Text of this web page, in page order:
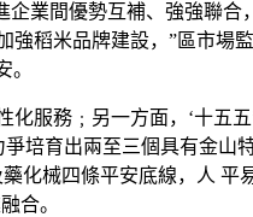
業間優勢互補、強強聯合
強稻米品牌建設，”區市場
。
務﹔另一方面，‘十五
培育出兩至三個具有金山
化械四條平安底線，人 平
合。